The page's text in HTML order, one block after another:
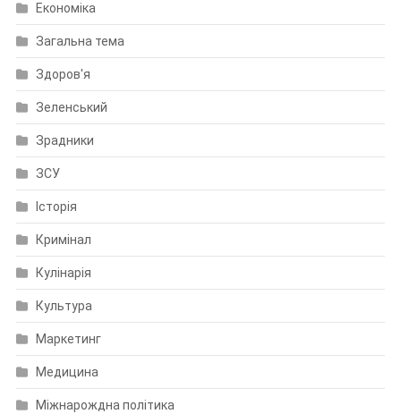
Економіка
Загальна тема
Здоров'я
Зеленський
Зрадники
ЗСУ
Історія
Кримінал
Кулінарія
Культура
Маркетинг
Медицина
Міжнарождна політика